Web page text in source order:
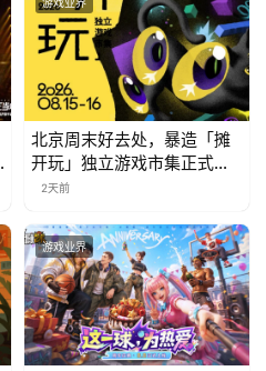
北京周末好去处，暴造「摊
开玩」独立游戏市集正式开
票！
2天前
游戏业界